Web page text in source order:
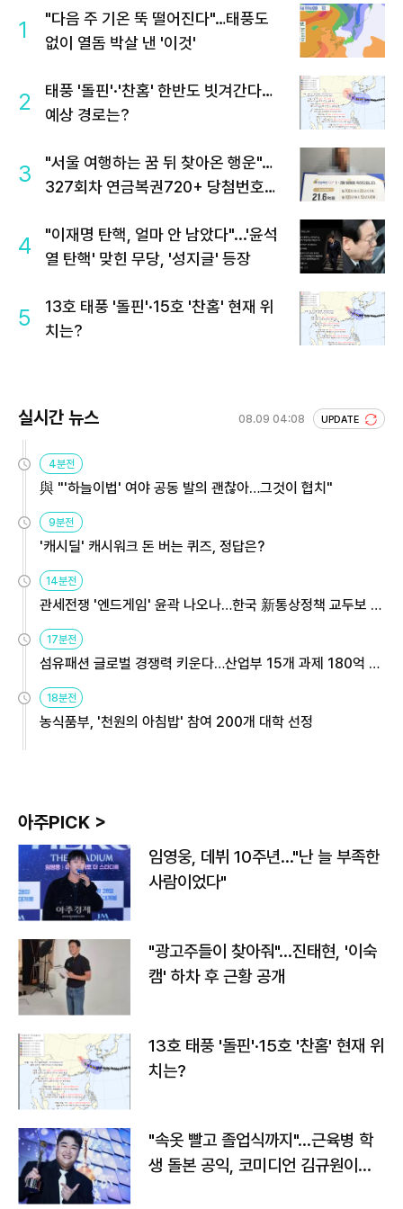
1
"다음 주 기온 뚝 떨어진다"…태풍도
없이 열돔 박살 낸 '이것'
2
태풍 '돌핀'·'찬홈' 한반도 빗겨간다…
예상 경로는?
3
"서울 여행하는 꿈 뒤 찾아온 행운"…
327회차 연금복권720+ 당첨번호조
4
"이재명 탄핵, 얼마 안 남았다"...'윤석
열 탄핵' 맞힌 무당, '성지글' 등장
5
13호 태풍 '돌핀'·15호 '찬홈' 현재 위
치는?
실시간 뉴스 08.09 04:08 UPDATE
4분전
與 "'하늘이법' 여야 공동 발의 괜찮아…그것이 협치"
9분전
'캐시딜' 캐시워크 돈 버는 퀴즈, 정답은?
14분전
관세전쟁 '엔드게임' 윤곽 나오나…한국 新통상정책 교두보 활
17분전
섬유패션 글로벌 경쟁력 키운다…산업부 15개 과제 180억 지
18분전
농식품부, '천원의 아침밥' 참여 200개 대학 선정
아주PICK >
임영웅, 데뷔 10주년…"난 늘 부족한
사람이었다"
"광고주들이 찾아줘"…진태현, '이숙
캠' 하차 후 근황 공개
13호 태풍 '돌핀'·15호 '찬홈' 현재 위
치는?
"속옷 빨고 졸업식까지"…근육병 학
생 돌본 공익, 코미디언 김규원이었